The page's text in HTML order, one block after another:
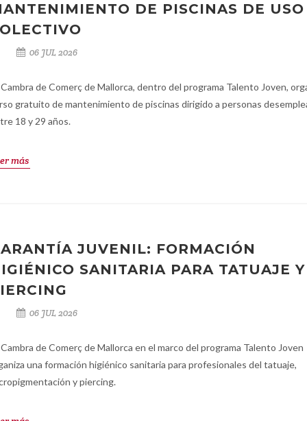
DE PISCINAS DE USO
06 JUL 2026
Cambra de Comerç de Mallorca, dentro del programa Talento Joven,
gratuito de mantenimiento de piscinas dirigido a personas
18 y 29 años.
más
JUVENIL: FORMACIÓN
SANITARIA PARA TATUAJE Y
06 JUL 2026
de Comerç de Mallorca en el marco del programa Talento Joven
una formación higiénico sanitaria para profesionales del tatuaje,
y piercing.